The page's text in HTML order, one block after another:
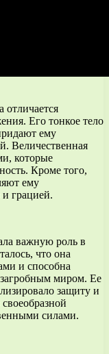
отличается
Его тонкое тело
ему
Величественная
которые
Кроме того,
ему
и грацией.
важную роль в
что она
и способна
миром. Ее
защиту и
силами.